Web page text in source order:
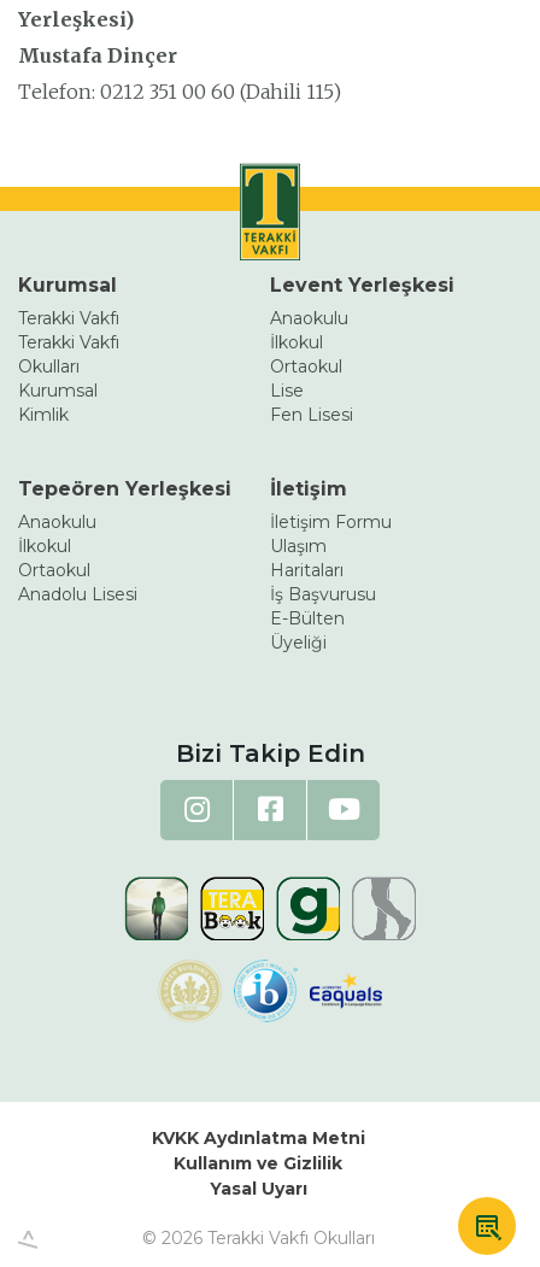
Yerleşkesi)
Mustafa Dinçer
Telefon: 0212 351 00 60 (Dahili 115)
Kurumsal
Terakki Vakfı
Terakki Vakfı
Okulları
Kurumsal
Kimlik
Levent Yerleşkesi
Anaokulu
İlkokul
Ortaokul
Lise
Fen Lisesi
Tepeören Yerleşkesi
Anaokulu
İlkokul
Ortaokul
Anadolu Lisesi
İletişim
İletişim Formu
Ulaşım
Haritaları
İş Başvurusu
E-Bülten
Üyeliği
Bizi Takip Edin
© 2026 Terakki Vakfı Okulları
KVKK Aydınlatma Metni
Kullanım ve Gizlilik
Yasal Uyarı